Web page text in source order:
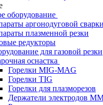
оборудование
аргонодуговой
плазменной резки
редукторы
для газовой резки
оснастка
Горелки MIG-MAG
Горелки TIG
Горелки для плазморезов
Держатели электродов